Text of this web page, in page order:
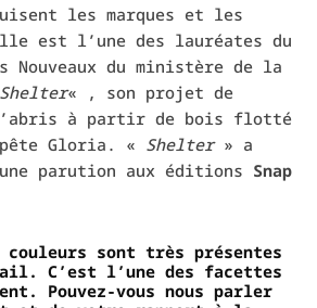
les marques et les
est l’une des lauréates du
Nouveaux du ministère de la
Shelter« , son projet de
à partir de bois flotté
Gloria. « Shelter» a
parution aux éditions Snap
couleurs sont très présentes
C’est l’une des facettes
Pouvez-vous nous parler